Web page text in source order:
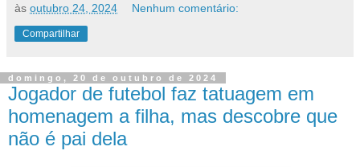
às outubro 24, 2024 Nenhum comentário:
Compartilhar
domingo, 20 de outubro de 2024
Jogador de futebol faz tatuagem em
homenagem a filha, mas descobre que
não é pai dela